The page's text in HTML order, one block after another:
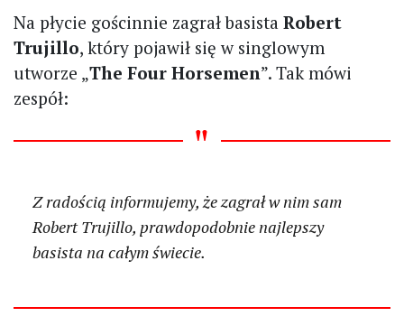
Na płycie gościnnie zagrał basista Robert
Trujillo, który pojawił się w singlowym
utworze „The Four Horsemen”. Tak mówi
zespół:
Z radością informujemy, że zagrał w nim sam
Robert Trujillo, prawdopodobnie najlepszy
basista na całym świecie.